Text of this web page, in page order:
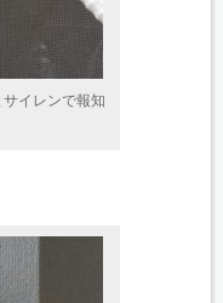
イレンで報知